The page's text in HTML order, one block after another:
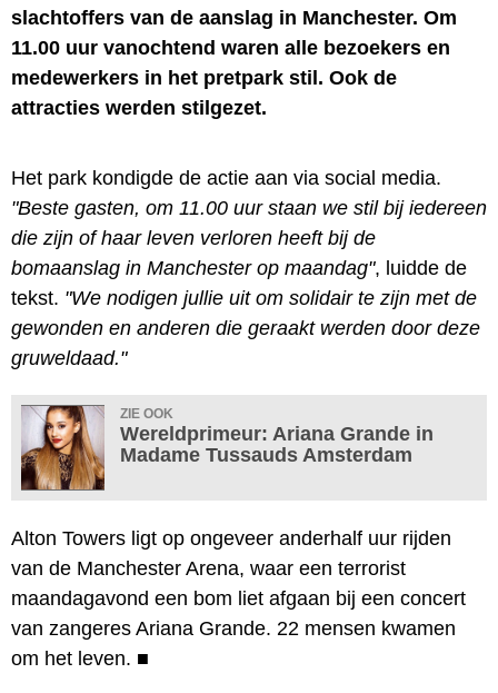
slachtoffers van de aanslag in Manchester. Om
11.00 uur vanochtend waren alle bezoekers en
medewerkers in het pretpark stil. Ook de
attracties werden stilgezet.
Het park kondigde de actie aan via social media.
"Beste gasten, om 11.00 uur staan we stil bij iedereen
die zijn of haar leven verloren heeft bij de
bomaanslag in Manchester op maandag", luidde de
tekst. "We nodigen jullie uit om solidair te zijn met de
gewonden en anderen die geraakt werden door deze
gruweldaad."
ZIE OOK
Wereldprimeur: Ariana Grande in
Madame Tussauds Amsterdam
Alton Towers ligt op ongeveer anderhalf uur rijden
van de Manchester Arena, waar een terrorist
maandagavond een bom liet afgaan bij een concert
van zangeres Ariana Grande. 22 mensen kwamen
om het leven. ■